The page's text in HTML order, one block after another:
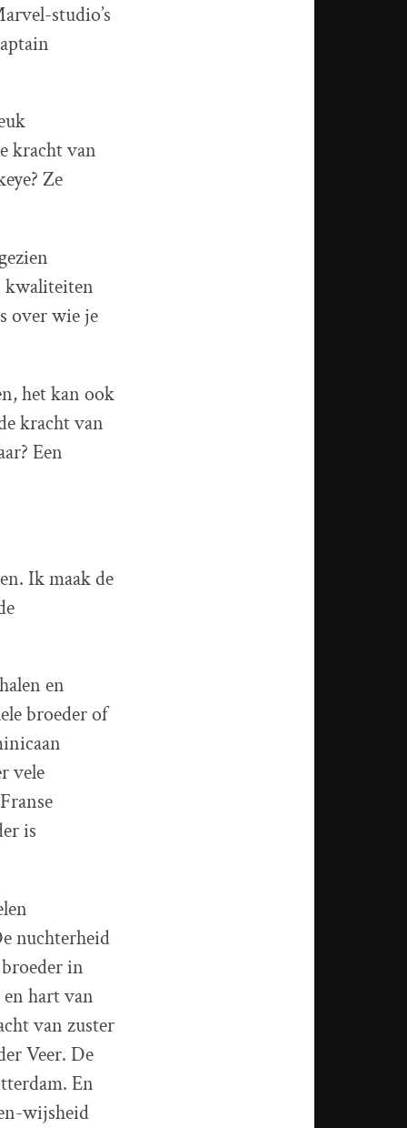
studio’s
kracht van
Ze
kwaliteiten
over wie je
het kan ook
kracht van
Een
Ik maak de
en
broeder of
vele
is
nuchterheid
in
hart van
van zuster
Veer. De
En
wijsheid